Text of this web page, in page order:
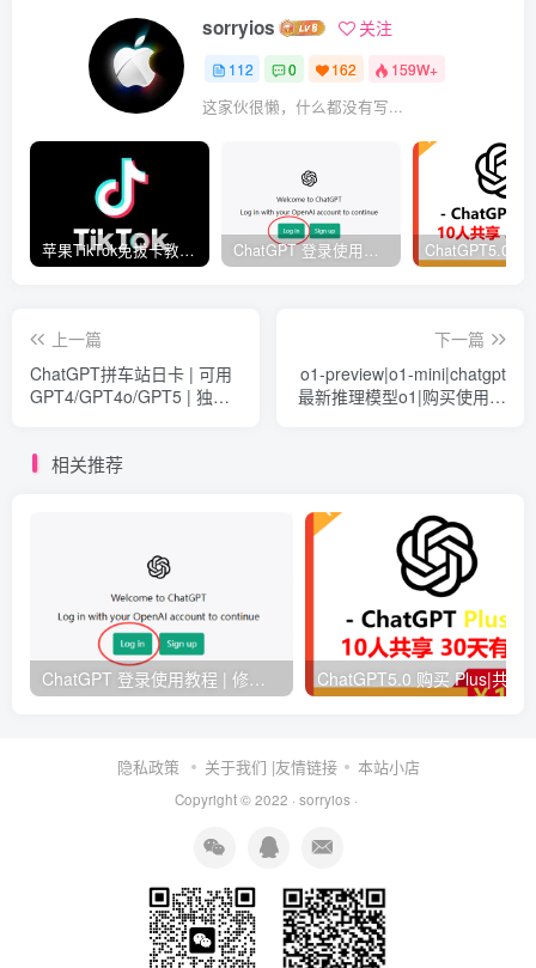
sorryios 关注
112 0 162 159W+
这家伙很懒，什么都没有写...
苹果TikTok免拔卡教程解决黑屏闪退免费美区苹果ID
上一篇
ChatGPT拼车站日卡 | 可用
GPT4/GPT4o/GPT5 | 独享
下一篇
o1-preview|o1-mini|chatgpt
最新推理模型o1|购买使用体
相关推荐
ChatGPT 登录使用教程 | 修改密码流程 | 常见问题解决
隐私政策 关于我们 |友情链接 本站小店
Copyright © 2022 · sorryios ·